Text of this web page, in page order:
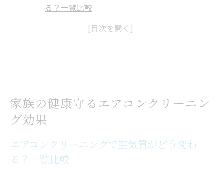
る？一覧比較
子どもの咳やアレルギー軽減に効果的な理
ワケ
室内のカビ・ホコリ除去がもたらす安心感
とは
節電も叶えるエアコンクリーニングの魅力
家族の健康守るエアコンクリーニン
グ効果
エアコンクリーニングで空気質がどう変わ
る？一覧比較